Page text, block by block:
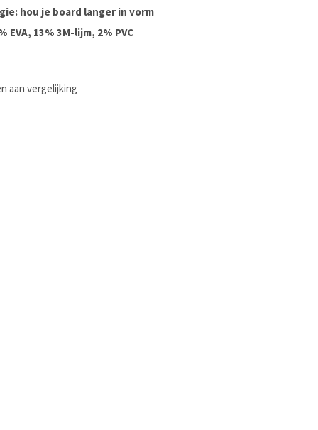
hou je board langer in vorm
EVA, 13% 3M-lijm, 2% PVC
aan vergelijking